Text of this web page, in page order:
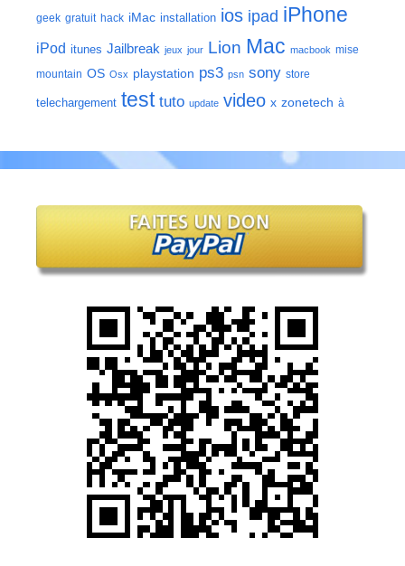
geek gratuit hack iMac installation ios ipad iPhone
iPod itunes Jailbreak jeux jour Lion Mac macbook mise
mountain OS Osx playstation ps3 psn sony store
telechargement test tuto update video x zonetech à